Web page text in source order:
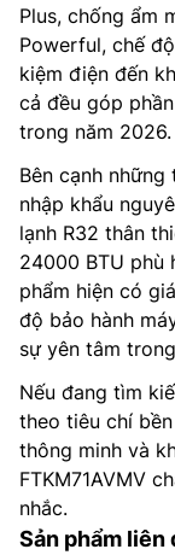
Plus, chống ẩm
Powerful, chế
kiệm điện đến
cả đều góp
trong năm 2026.
Bên cạnh
nhập khẩu
lạnh R32 thân
24000 BTU phù
phẩm hiện có
độ bảo hành
sự yên tâm
Nếu đang tìm
theo tiêu chí
thông minh và
FTKM71AVMV
nhắc.
Sản phẩm liên